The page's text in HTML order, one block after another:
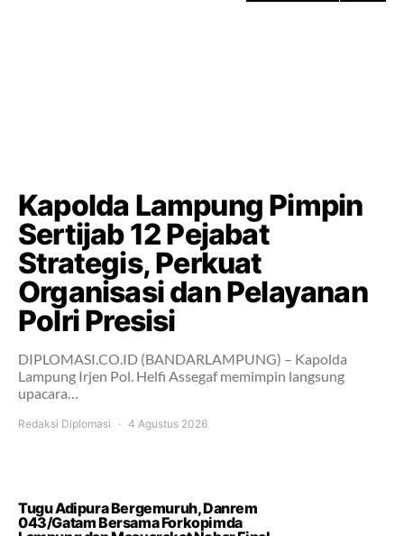
Kapolda Lampung Pimpin
Sertijab 12 Pejabat
Strategis, Perkuat
Organisasi dan Pelayanan
Polri Presisi
DIPLOMASI.CO.ID (BANDARLAMPUNG) – Kapolda
Lampung Irjen Pol. Helfi Assegaf memimpin langsung
upacara…
Redaksi Diplomasi 4 Agustus 2026
Tugu Adipura Bergemuruh, Danrem
043/Gatam Bersama Forkopimda